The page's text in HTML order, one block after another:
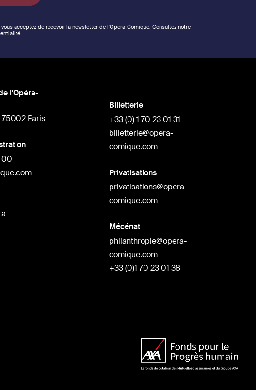
vous acceptez de recevoir la newsletter de l'Opéra-Comique. Consultez notre
l'Opéra-
75002 Paris
00
Billetterie
+33 (0) 1 70 23 01 31
billetterie@opera-
comique.com
Privatisations
privatisations@opera-
comique.com
Mécénat
philanthropie@opera-
comique.com
+33 (0)1 70 23 01 38